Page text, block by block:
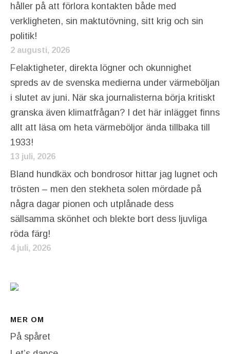
håller på att förlora kontakten både med
verkligheten, sin maktutövning, sitt krig och sin
politik!
2 augusti, 2026
Felaktigheter, direkta lögner och okunnighet
spreds av de svenska medierna under värmeböljan
i slutet av juni. När ska journalisterna börja kritiskt
granska även klimatfrågan? I det här inlägget finns
allt att läsa om heta värmeböljor ända tillbaka till
1933!
13 juli, 2026
Bland hundkäx och bondrosor hittar jag lugnet och
trösten – men den stekheta solen mördade på
några dagar pionen och utplånade dess
sällsamma skönhet och blekte bort dess ljuvliga
röda färg!
4 juli, 2026
MER OM
På spåret